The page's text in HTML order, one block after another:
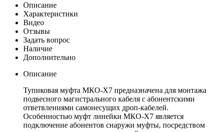
Описание
Характеристики
Видео
Отзывы
Задать вопрос
Наличие
Дополнительно
Описание
Тупиковая муфта МКО-Х7 предназначена для монтажа
подвесного магистрального кабеля с абонентскими
ответвлениями самонесущих дроп-кабелей.
Особенностью муфт линейки МКО-Х7 является
подключение абонентов снаружи муфты, посредством